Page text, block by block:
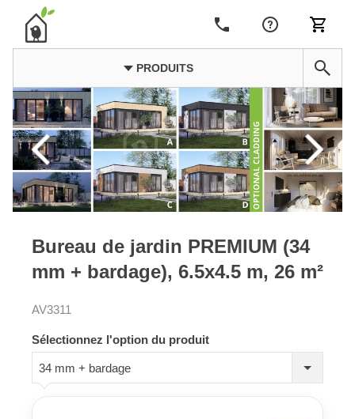
PRODUITS
Bureau de jardin PREMIUM (34
mm + bardage), 6.5x4.5 m, 26 m²
AV3311
Sélectionnez l'option du produit
34 mm + bardage